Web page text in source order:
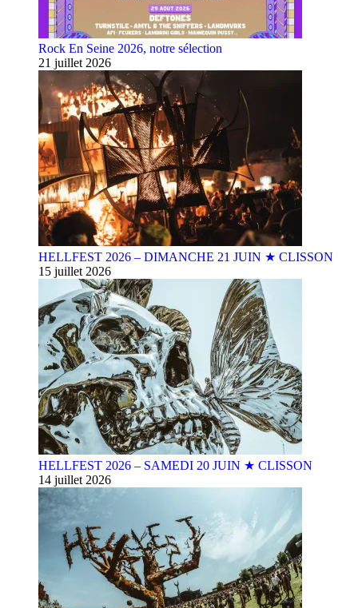
Rock En Seine 2026, notre sélection
21 juillet 2026
HELLFEST 2026 – DIMANCHE 21 JUIN ★ CLISSON
15 juillet 2026
HELLFEST 2026 – SAMEDI 20 JUIN ★ CLISSON
14 juillet 2026